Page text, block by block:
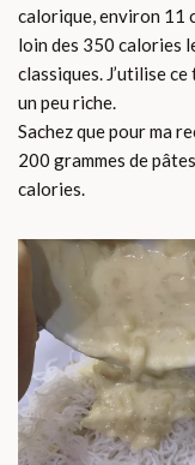
calorique, environ 11
loin des 350 calories
classiques. J’utilise
un peu riche.
Sachez que pour ma
200 grammes de
calories.